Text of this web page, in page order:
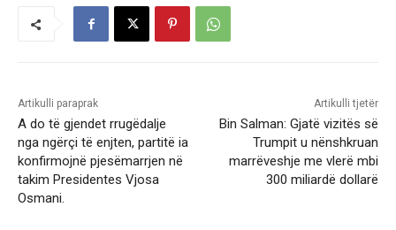
Artikulli paraprak
A do të gjendet rrugëdalje
nga ngërçi të enjten, partitë ia
konfirmojnë pjesëmarrjen në
takim Presidentes Vjosa
Osmani.
Artikulli tjetër
Bin Salman: Gjatë vizitës së
Trumpit u nënshkruan
marrëveshje me vlerë mbi
300 miliardë dollarë